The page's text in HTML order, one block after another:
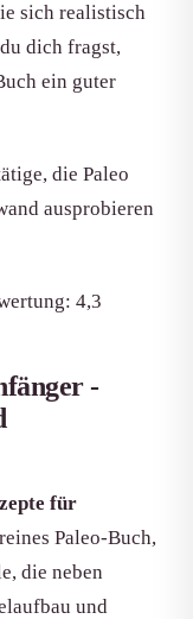
sich realistisch
dich fragst,
ein guter
die Paleo
ausprobieren
4,3
-
für
Paleo-Buch,
die neben
und